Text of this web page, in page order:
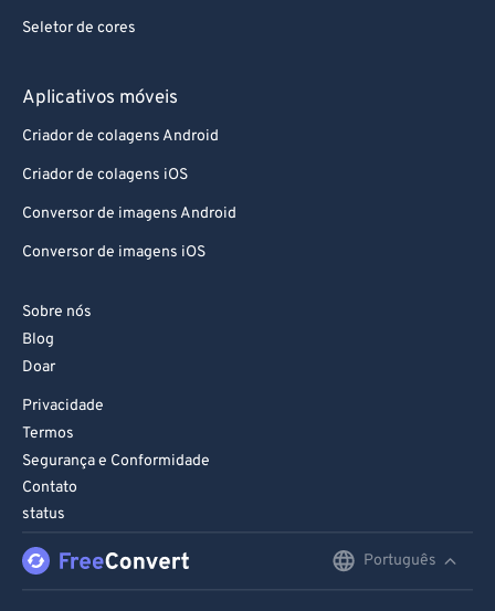
Seletor de cores
Aplicativos móveis
Criador de colagens Android
Criador de colagens iOS
Conversor de imagens Android
Conversor de imagens iOS
Sobre nós
Blog
Doar
Privacidade
Termos
Segurança e Conformidade
Contato
status
Português